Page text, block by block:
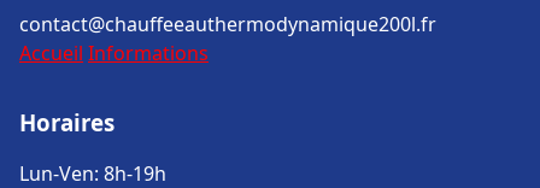
contact@chauffeeauthermodynamique200l.fr
Accueil Informations
Horaires
Lun-Ven: 8h-19h